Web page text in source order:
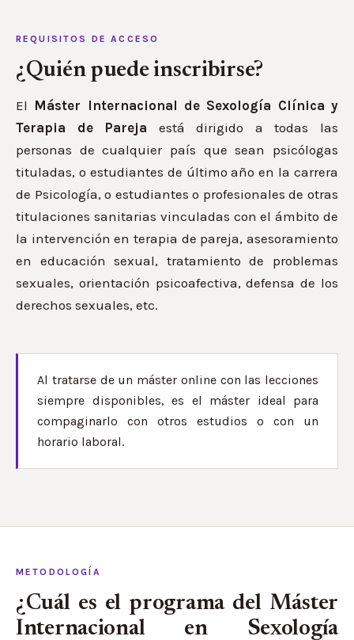
REQUISITOS DE ACCESO
¿Quién puede inscribirse?
El Máster Internacional de Sexología Clínica y
Terapia de Pareja está dirigido a todas las
personas de cualquier país que sean psicólogas
tituladas, o estudiantes de último año en la carrera
de Psicología, o estudiantes o profesionales de otras
titulaciones sanitarias vinculadas con el ámbito de
la intervención en terapia de pareja, asesoramiento
en educación sexual, tratamiento de problemas
sexuales, orientación psicoafectiva, defensa de los
derechos sexuales, etc.
Al tratarse de un máster online con las lecciones
siempre disponibles, es el máster ideal para
compaginarlo con otros estudios o con un
horario laboral.
METODOLOGÍA
¿Cuál es el programa del Máster
Internacional en Sexología